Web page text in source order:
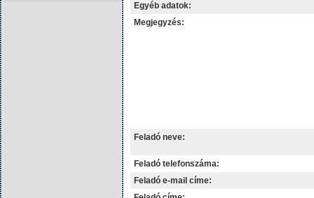
Egyéb adatok:
Megjegyzés:
Feladó neve:
Feladó telefonszáma:
Feladó e-mail címe: